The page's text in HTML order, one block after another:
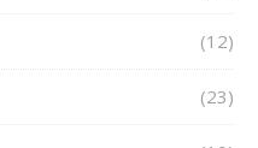
(12)
(23)